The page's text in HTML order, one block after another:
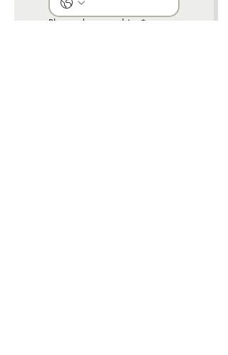
Photos de votre objet *